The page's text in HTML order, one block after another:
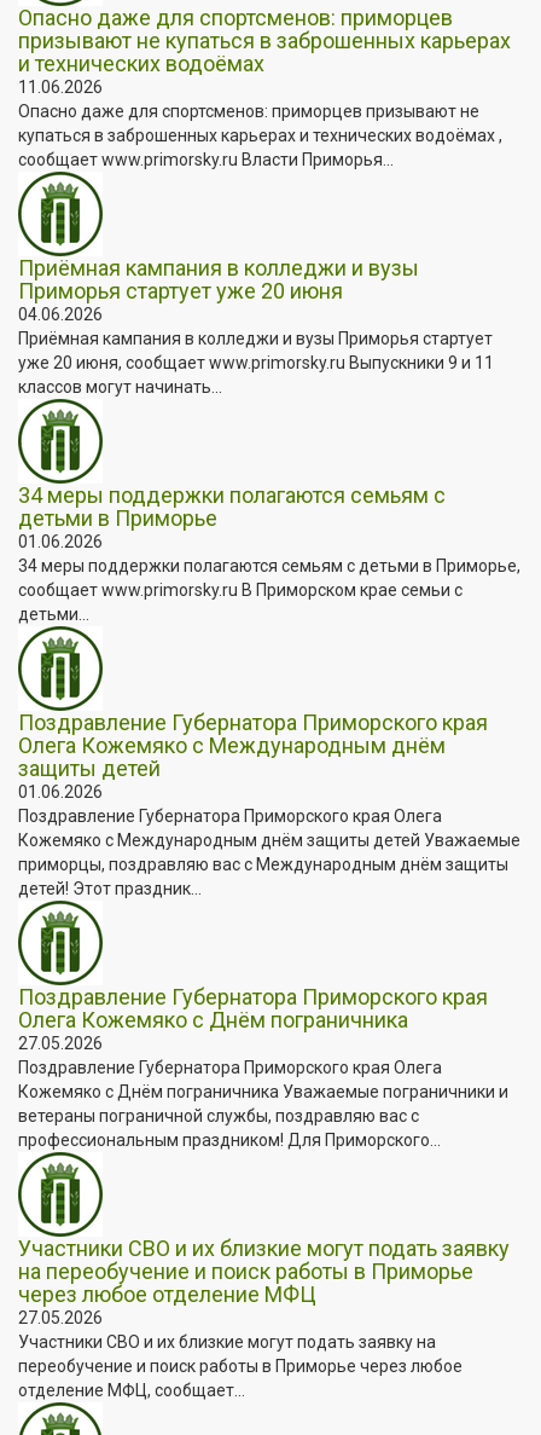
Опасно даже для спортсменов: приморцев
призывают не купаться в заброшенных карьерах
и технических водоёмах
11.06.2026
Опасно даже для спортсменов: приморцев призывают не
купаться в заброшенных карьерах и технических водоёмах ,
сообщает www.primorsky.ru Власти Приморья...
Приёмная кампания в колледжи и вузы
Приморья стартует уже 20 июня
04.06.2026
Приёмная кампания в колледжи и вузы Приморья стартует
уже 20 июня, сообщает www.primorsky.ru Выпускники 9 и 11
классов могут начинать...
34 меры поддержки полагаются семьям с
детьми в Приморье
01.06.2026
34 меры поддержки полагаются семьям с детьми в Приморье,
сообщает www.primorsky.ru В Приморском крае семьи с
детьми...
Поздравление Губернатора Приморского края
Олега Кожемяко с Международным днём
защиты детей
01.06.2026
Поздравление Губернатора Приморского края Олега
Кожемяко с Международным днём защиты детей Уважаемые
приморцы, поздравляю вас с Международным днём защиты
детей! Этот праздник...
Поздравление Губернатора Приморского края
Олега Кожемяко с Днём пограничника
27.05.2026
Поздравление Губернатора Приморского края Олега
Кожемяко с Днём пограничника Уважаемые пограничники и
ветераны пограничной службы, поздравляю вас с
профессиональным праздником! Для Приморского...
Участники СВО и их близкие могут подать заявку
на переобучение и поиск работы в Приморье
через любое отделение МФЦ
27.05.2026
Участники СВО и их близкие могут подать заявку на
переобучение и поиск работы в Приморье через любое
отделение МФЦ, сообщает...